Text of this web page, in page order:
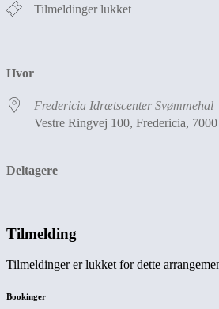
Tilmeldinger lukket
Hvor
Fredericia Idrætscenter Svømmehal
Vestre Ringvej 100, Fredericia, 7000
Deltagere
Tilmelding
Tilmeldinger er lukket for dette
Bookinger